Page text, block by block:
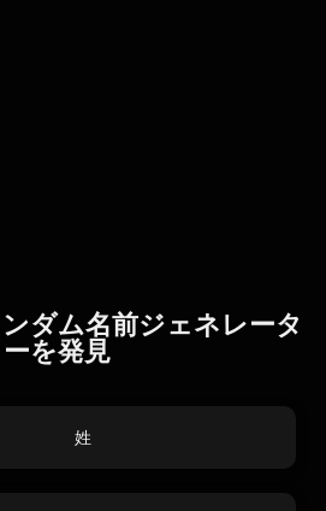
ダム名前ジェネレータ
ーを発見
姓